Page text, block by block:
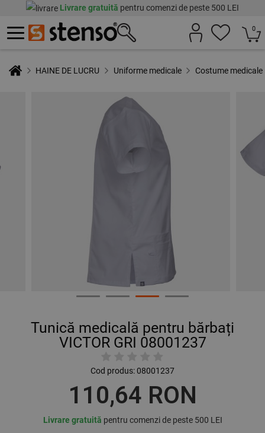
Livrare gratuită pentru comenzi de peste 500 LEI
0
HAINE DE LUCRU Uniforme medicale Costume medicale
Tunică medicală pentru bărbați
VICTOR GRI 08001237
Cod produs:08001237
110,64 RON
Livrare gratuită pentru comenzi de peste 500 LEI